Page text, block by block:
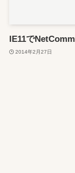
IE11で
2014年2月27日